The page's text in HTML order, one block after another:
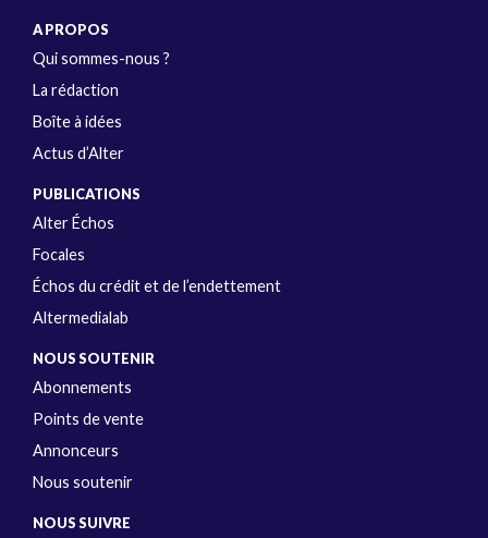
A PROPOS
Qui sommes-nous ?
La rédaction
Boîte à idées
Actus d’Alter
PUBLICATIONS
Alter Échos
Focales
Échos du crédit et de l’endettement
Altermedialab
NOUS SOUTENIR
Abonnements
Points de vente
Annonceurs
Nous soutenir
NOUS SUIVRE